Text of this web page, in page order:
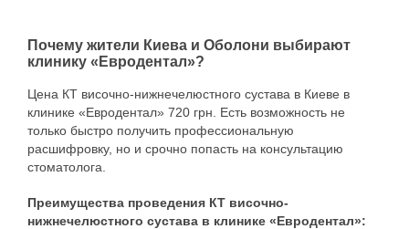
Почему жители Киева и Оболони выбирают
клинику «Евродентал»?
Цена КТ височно-нижнечелюстного сустава в Киеве в
клинике «Евродентал» 720 грн. Есть возможность не
только быстро получить профессиональную
расшифровку, но и срочно попасть на консультацию
стоматолога.
Преимущества проведения КТ височно-
нижнечелюстного сустава в клинике «Евродентал»: